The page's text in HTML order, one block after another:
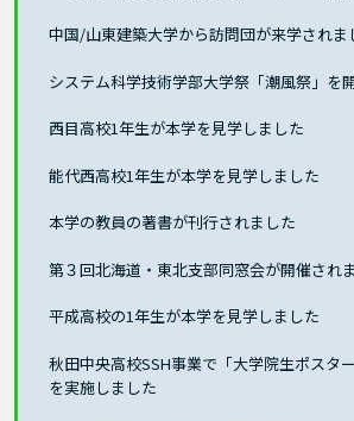
中国/山東建築大学から訪問団が来学されま
システム科学技術学部大学祭「潮風祭」を
西目高校1年生が本学を見学しました
能代西高校1年生が本学を見学しました
本学の教員の著書が刊行されました
第３回北海道・東北支部同窓会が開催され
平成高校の1年生が本学を見学しました
秋田中央高校SSH事業で「大学院生ポスタ
を実施しました